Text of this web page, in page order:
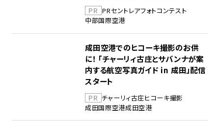
PR PRセントレアフォトコンテスト
中部国際空港
成田空港でのヒコーキ撮影のお供
に！ 「チャーリィ古庄とサバンナが案
内する航空写真ガイド in 成田」配信
スタート
PR チャーリィ古庄ヒコーキ撮影
成田国際空港成田空港